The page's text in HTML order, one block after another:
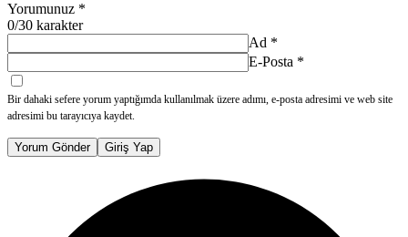
Yorumunuz *
0/30 karakter
Ad *
E-Posta *
Bir dahaki sefere yorum yaptığımda kullanılmak üzere adımı, e-posta adresimi ve web site
adresimi bu tarayıcıya kaydet.
Yorum Gönder Giriş Yap